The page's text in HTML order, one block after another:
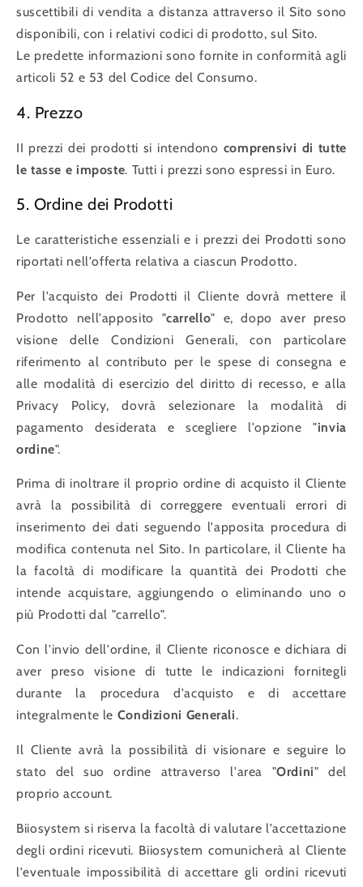
suscettibili di vendita a distanza attraverso il Sito sono
disponibili, con i relativi codici di prodotto, sul Sito.
Le predette informazioni sono fornite in conformità agli
articoli 52 e 53 del Codice del Consumo.
4. Prezzo
II prezzi dei prodotti si intendono comprensivi di tutte
le tasse e imposte. Tutti i prezzi sono espressi in Euro.
5. Ordine dei Prodotti
Le caratteristiche essenziali e i prezzi dei Prodotti sono
riportati nell'offerta relativa a ciascun Prodotto.
Per l'acquisto dei Prodotti il Cliente dovrà mettere il
Prodotto nell'apposito "carrello" e, dopo aver preso
visione delle Condizioni Generali, con particolare
riferimento al contributo per le spese di consegna e
alle modalità di esercizio del diritto di recesso, e alla
Privacy Policy, dovrà selezionare la modalità di
pagamento desiderata e scegliere l'opzione "invia
ordine".
Prima di inoltrare il proprio ordine di acquisto il Cliente
avrà la possibilità di correggere eventuali errori di
inserimento dei dati seguendo l'apposita procedura di
modifica contenuta nel Sito. In particolare, il Cliente ha
la facoltà di modificare la quantità dei Prodotti che
intende acquistare, aggiungendo o eliminando uno o
più Prodotti dal "carrello".
Con l'invio dell'ordine, il Cliente riconosce e dichiara di
aver preso visione di tutte le indicazioni fornitegli
durante la procedura d'acquisto e di accettare
integralmente le Condizioni Generali.
Il Cliente avrà la possibilità di visionare e seguire lo
stato del suo ordine attraverso l'area "Ordini" del
proprio account.
Biiosystem si riserva la facoltà di valutare l'accettazione
degli ordini ricevuti. Biiosystem comunicherà al Cliente
l'eventuale impossibilità di accettare gli ordini ricevuti